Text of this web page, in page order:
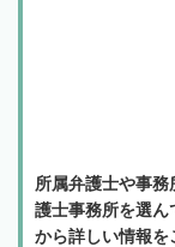
所属弁護士や事
護士事務所を選ん
から詳しい情報を